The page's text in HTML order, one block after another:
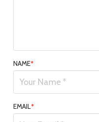
NAME*
EMAIL*